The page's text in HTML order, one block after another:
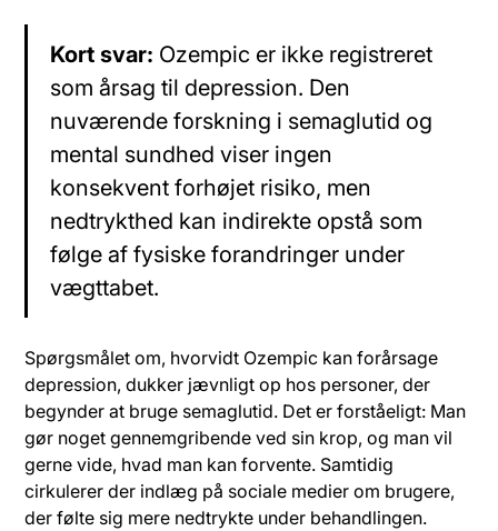
Kort svar: Ozempic er ikke registreret
som årsag til depression. Den
nuværende forskning i semaglutid og
mental sundhed viser ingen
konsekvent forhøjet risiko, men
nedtrykthed kan indirekte opstå som
følge af fysiske forandringer under
vægttabet.
Spørgsmålet om, hvorvidt Ozempic kan forårsage
depression, dukker jævnligt op hos personer, der
begynder at bruge semaglutid. Det er forståeligt: Man
gør noget gennemgribende ved sin krop, og man vil
gerne vide, hvad man kan forvente. Samtidig
cirkulerer der indlæg på sociale medier om brugere,
der følte sig mere nedtrykte under behandlingen.